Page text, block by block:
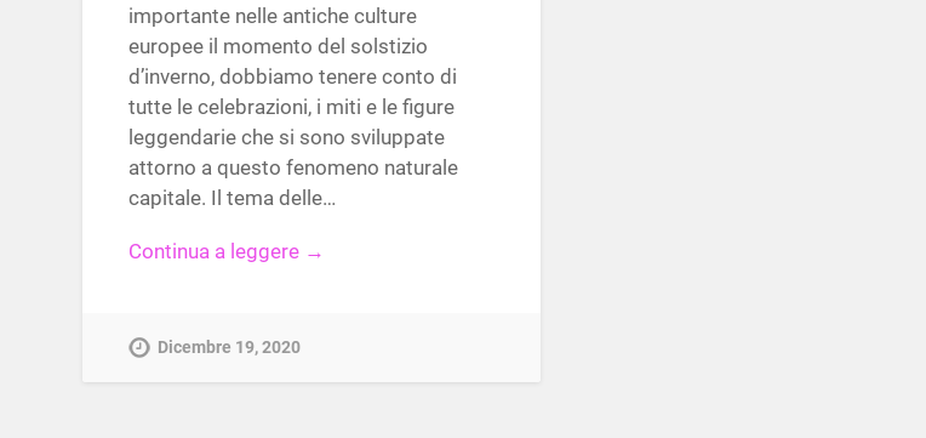
importante nelle antiche culture
europee il momento del solstizio
d’inverno, dobbiamo tenere conto di
tutte le celebrazioni, i miti e le figure
leggendarie che si sono sviluppate
attorno a questo fenomeno naturale
capitale. Il tema delle…
Continua a leggere →
Dicembre 19, 2020